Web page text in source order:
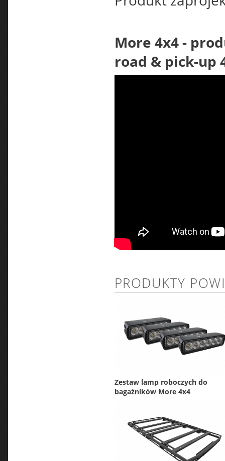
More 4x4 -
road & pick-up
PRODUKTY
Zestaw lamp roboczych do
bagażników More 4x4